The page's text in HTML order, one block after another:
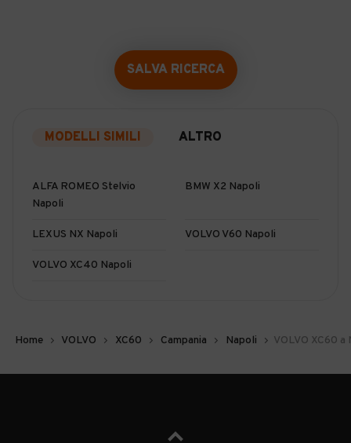
SALVA RICERCA
MODELLI SIMILI ALTRO
ALFA ROMEO Stelvio
Napoli
BMW X2 Napoli
LEXUS NX Napoli VOLVO V60 Napoli
VOLVO XC40 Napoli
Home VOLVO XC60 Campania Napoli VOLVO XC60 a